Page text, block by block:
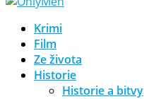
Krimi
Film
Ze života
Historie
Historie a bitvy